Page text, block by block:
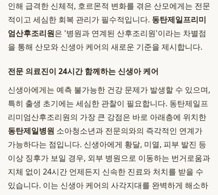
인해 급격한 신체적, 호르몬적 변화를 겪은 산모에게는 전문
적이고 세심한 회복 관리가 필수적입니다. 동탄제일프리미
엄산후조리원은 '병원과 연계된 산후조리원'이라는 차별점
을 통해 산모와 신생아 케어의 새로운 기준을 제시합니다.
전문 의료진이 24시간 함께하는 신생아 케어
신생아에게는 예측 불가능한 건강 문제가 발생할 수 있으며,
특히 출생 초기에는 세심한 관찰이 필요합니다. 동탄제일프
리미엄산후조리원의 가장 큰 강점은 바로 아래층에 위치한
동탄제일병원 소아청소년과 전문의와의 즉각적인 연계가
가능하다는 점입니다. 신생아에게 황달, 미열, 피부 발진 등
이상 징후가 보일 경우, 외부 병원으로 이동하는 번거로움과
지체 없이 24시간 언제든지 신속한 진료와 처치를 받을 수
있습니다. 이는 신생아 케어의 사각지대를 완벽하게 해소하